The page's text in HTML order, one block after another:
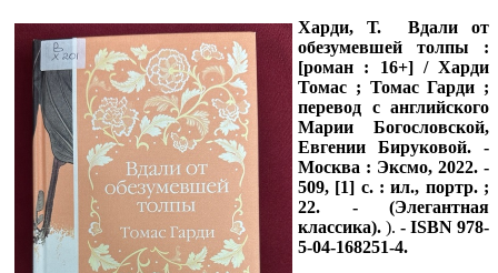
Харди, Т. Вдали от
обезумевшей толпы :
[роман : 16+] / Харди
Томас ; Томас Гарди ;
перевод с английского
Марии Богословской,
Евгении Бируковой. -
Москва : Эксмо, 2022. -
509, [1] с. : ил., портр. ;
22. - (Элегантная
классика). ). - ISBN 978-
5-04-168251-4.